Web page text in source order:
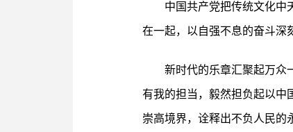
中国共产党把传统文化中
在一起，以自强不息的奋斗深
新时代的乐章汇聚起万众
有我的担当，毅然担负起以中
崇高境界，诠释出不负人民的